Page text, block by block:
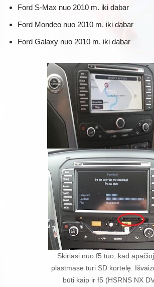
Ford S-Max nuo 2010 m. iki dabar
Ford Mondeo nuo 2010 m. iki dabar
Ford Galaxy nuo 2010 m. iki dabar
Skiriasi nuo f5 tuo, kad
plastmase turi SD kortelę.
būti kaip ir f5 (HSRNS NX